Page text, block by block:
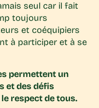
seul car il fait
toujours
et coéquipiers
à participer et à se
permettent un
et des défis
respect de tous.